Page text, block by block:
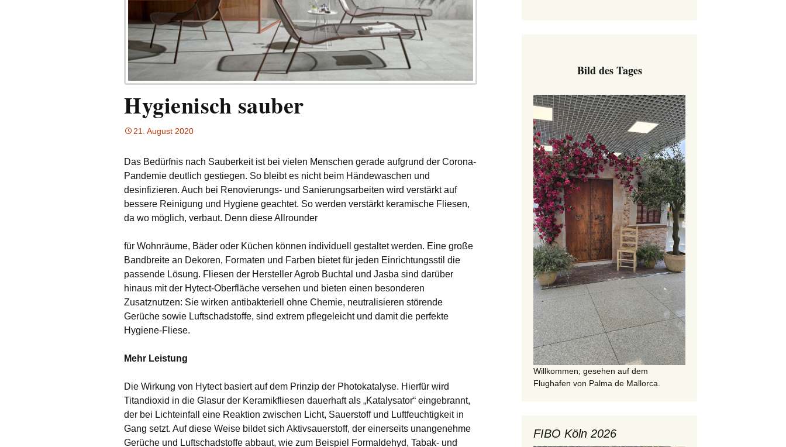
Hygienisch sauber
21. August 2020
Das Bedürfnis nach Sauberkeit ist bei vielen Menschen gerade aufgrund der Corona-
Pandemie deutlich gestiegen. So bleibt es nicht beim Händewaschen und
desinfizieren. Auch bei Renovierungs- und Sanierungsarbeiten wird verstärkt auf
bessere Reinigung und Hygiene geachtet. So werden verstärkt keramische Fliesen,
da wo möglich, verbaut. Denn dieseAllrounder
für Wohnräume, Bäder oder Küchen können individuell gestaltet werden. Eine große
Bandbreite an Dekoren, Formaten und Farben bietet für jeden Einrichtungsstil die
passende Lösung. Fliesen der HerstellerAgrob Buchtal und Jasba sind darüber
hinaus mit der Hytect-Oberfläche versehen und bieten einen besonderen
Zusatznutzen: Sie wirken antibakteriell ohne Chemie, neutralisieren störende
Gerüche sowie Luftschadstoffe, sind extrem pflegeleicht und damit die perfekte
Hygiene-Fliese.
Mehr Leistung
Die Wirkung von Hytect basiert auf dem Prinzip der Photokatalyse. Hierfür wird
Titandioxid in die Glasur der Keramikfliesen dauerhaft als „Katalysator“ eingebrannt,
der bei Lichteinfall eine Reaktion zwischen Licht, Sauerstoff und Luftfeuchtigkeit in
Gang setzt. Auf diese Weise bildet sich Aktivsauerstoff, der einerseits unangenehme
Gerüche und Luftschadstoffe abbaut, wie zum Beispiel Formaldehyd, Tabak- und
Bild des Tages
Willkommen; gesehen auf dem
Flughafen von Palma de Mallorca.
FIBO Köln 2026